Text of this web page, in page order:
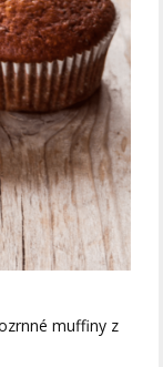
muffiny z